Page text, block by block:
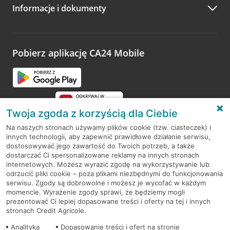
Zachęcamy do podzielenia się z nami opinią o wizycie.
opinie.
Informacje i dokumenty
Pobierz aplikację CA24 Mobile
RODO
Regulamin serwisu
Mapa serwisu
PolitykaCookies
Twoja zgoda z korzyścią dla Ciebie
Na naszych stronach używamy plików cookie (tzw. ciasteczek) i
innych technologii, aby zapewnić prawidłowe działanie serwisu,
dostosowywać jego zawartość do Twoich potrzeb, a także
dostarczać Ci spersonalizowane reklamy na innych stronach
internetowych. Możesz wyrazić zgodę na wykorzystywanie lub
odrzucić pliki cookie – poza plikami niezbędnymi do funkcjonowania
serwisu. Zgody są dobrowolne i możesz je wycofać w każdym
momencie. Wyrażenie zgody sprawi, że będziemy mogli
prezentować Ci lepiej dopasowane treści i oferty na tej i innych
stronach Credit Agricole.
Analityka
Dopasowanie treści i ofert na stronie